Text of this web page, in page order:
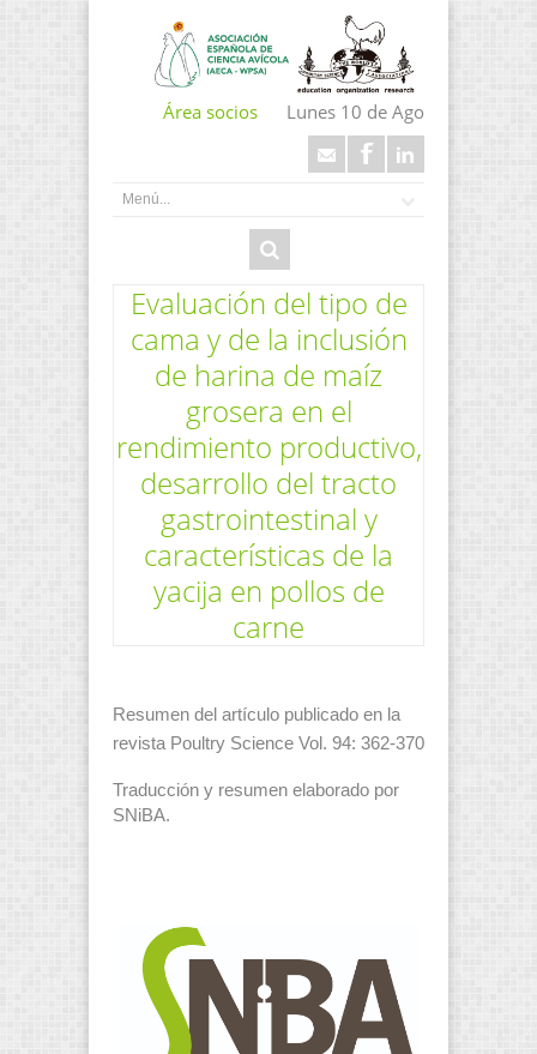
Área socios Lunes 10 de Ago
Evaluación del tipo de
cama y de la inclusión
de harina de maíz
grosera en el
rendimiento productivo,
desarrollo del tracto
gastrointestinal y
características de la
yacija en pollos de
carne
Resumen del artículo publicado en la
revista Poultry Science Vol. 94: 362-370
Traducción y resumen elaborado por
SNiBA.